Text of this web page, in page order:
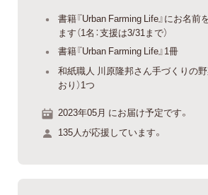
書籍『Urban Farming Life』にお名前
ます（1名：支援は3/31まで）
書籍『Urban Farming Life』1冊
和紙職人 川原隆邦さん手づくりの野
おり）1つ
2023年05月 にお届け予定です。
135人が応援しています。